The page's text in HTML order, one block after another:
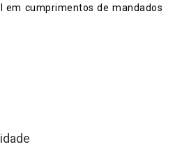
em cumprimentos de mandados